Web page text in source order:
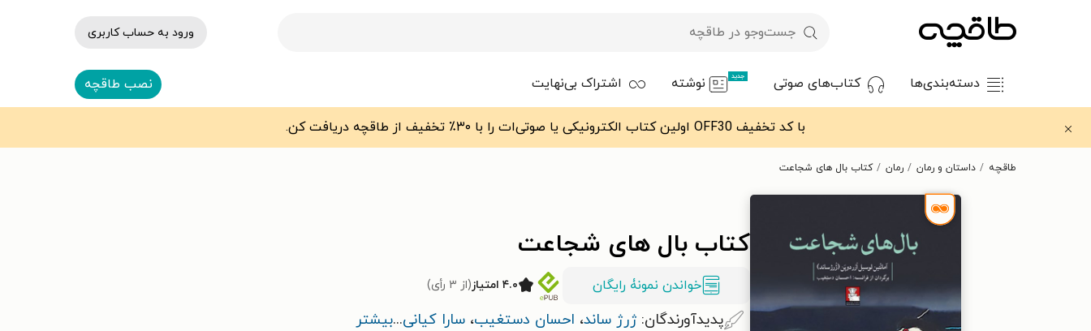
ورود به حساب کاربری
دسته‌بندی‌ها کتاب‌های صوتی جدید نوشته اشتراک بی‌نهایت نصب طاقچه
با کد تخفیف OFF30 اولین کتاب الکترونیکی یا صوتی‌ات را با ۳۰٪ تخفیف از طاقچه دریافت کن.
طاقچه داستان و رمان رمان کتاب بال های شجاعت
کتاب بال های شجاعت
خواندن نمونۀ رایگان ۴.۰ امتیاز (از ۳ رأی)
پدیدآورندگان: ژرژ ساند، احسان دستغیب، سارا کیانی...بیشتر